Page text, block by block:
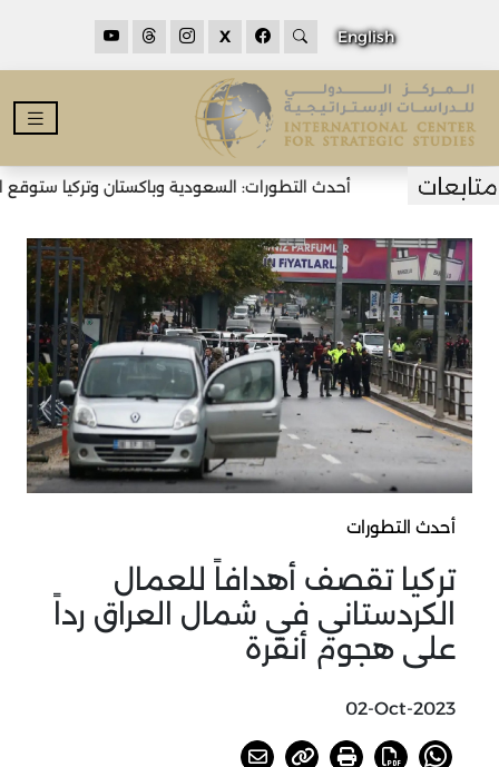
English
X
أحدث التطورات: السعودية وباكستان وتركيا ستوقع
أحدث التطورات
تركيا تقصف أهدافاً للعمال
الكردستاني في شمال العراق رداً
على هجوم أنقرة
02-Oct-2023